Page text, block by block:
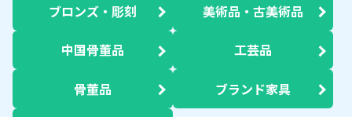
ブロンズ・彫刻 美術品・古美術品
中国骨董品 工芸品
骨董品 ブランド家具